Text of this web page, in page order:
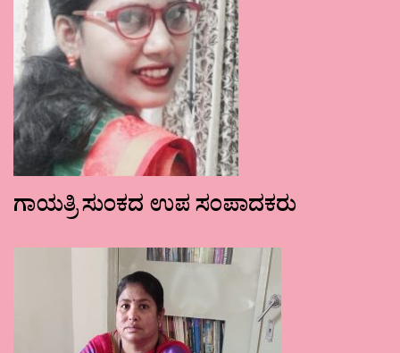
ಗಾಯತ್ರಿ ಸುಂಕದ ಉಪ ಸಂಪಾದಕರು